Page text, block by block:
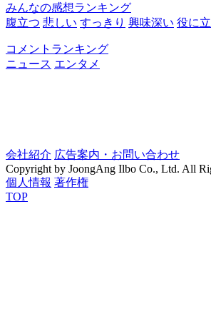
みんなの感想ランキング
腹立つ 悲しい すっきり 興味深い 役に
コメントランキング
ニュース エンタメ
会社紹介 広告案内・お問い合わせ
Copyright by JoongAng Ilbo Co., Ltd. All
個人情報 著作権
TOP